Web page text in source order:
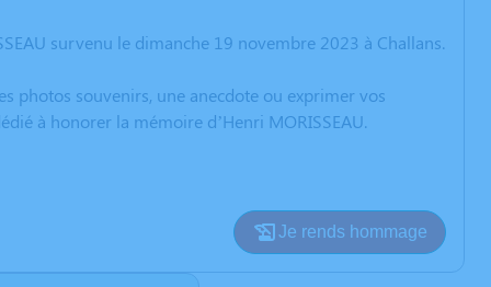
survenu le dimanche 19 novembre 2023 à Challans.
photos souvenirs, une anecdote ou exprimer vos
à honorer la mémoire d’Henri MORISSEAU.
Je rends hommage